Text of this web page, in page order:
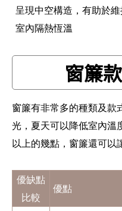
呈現中空構造，有助於
室內隔熱恆溫
窗簾
窗簾有非常多的種類及款
光，夏天可以降低室內溫
以上的幾點，窗簾還可以
優缺點
比較
優點